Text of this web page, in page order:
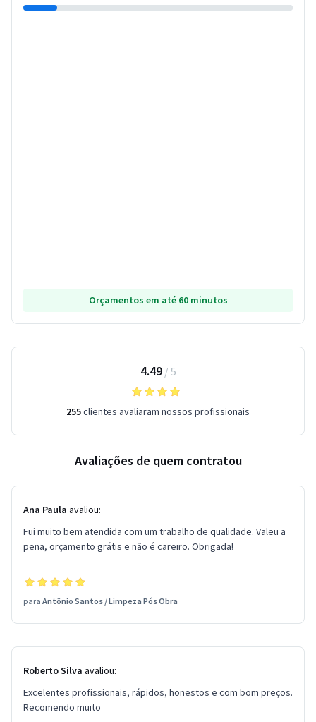
Orçamentos em até 60 minutos
4.49/ 5
255clientes avaliaram nossos profissionais
Avaliações de quem contratou
Ana Paula avaliou:
Fui muito bem atendida com um trabalho de qualidade. Valeu a
pena, orçamento grátis e não é careiro. Obrigada!
para Antônio Santos /Limpeza Pós Obra
Roberto Silva avaliou:
Excelentes profissionais, rápidos, honestos e com bom preços.
Recomendo muito